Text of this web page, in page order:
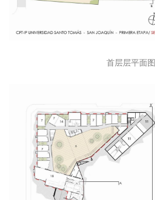
首层层平面图